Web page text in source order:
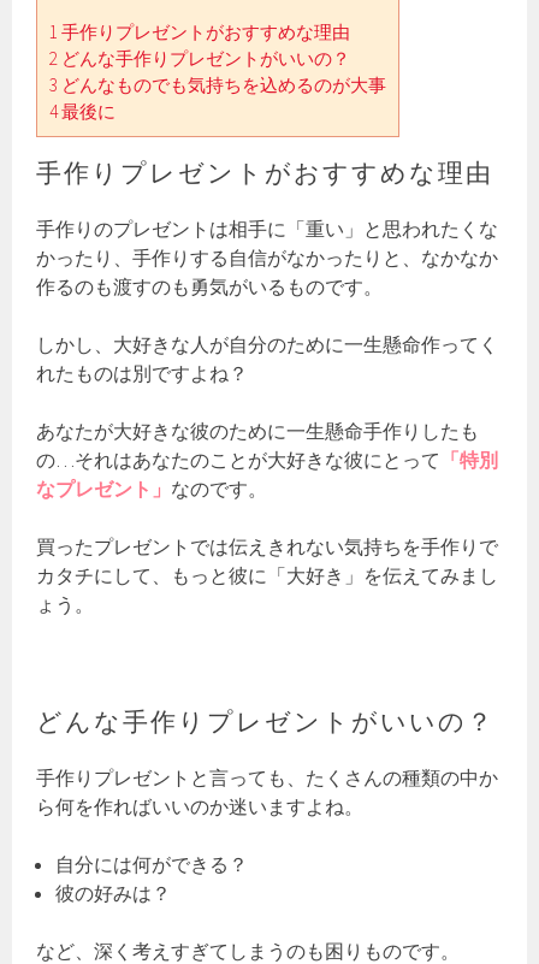
1 手作りプレゼントがおすすめな理由
2 どんな手作りプレゼントがいいの？
3 どんなものでも気持ちを込めるのが大事
4最後に
手作りプレゼントがおすすめな理由
手作りのプレゼントは相手に「重い」と思われたくな
かったり、手作りする自信がなかったりと、なかなか
作るのも渡すのも勇気がいるものです。
しかし、大好きな人が自分のために一生懸命作ってく
れたものは別ですよね？
あなたが大好きな彼のために一生懸命手作りしたも
の…それはあなたのことが大好きな彼にとって 「特別
なプレゼント」 なのです。
買ったプレゼントでは伝えきれない気持ちを手作りで
カタチにして、もっと彼に「大好き」を伝えてみまし
ょう。
どんな手作りプレゼントがいいの？
手作りプレゼントと言っても、たくさんの種類の中か
ら何を作ればいいのか迷いますよね。
自分には何ができる？
彼の好みは？
など、深く考えすぎてしまうのも困りものです。